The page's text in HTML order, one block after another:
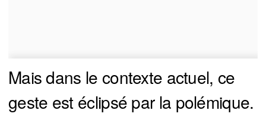
Mais dans le contexte actuel, ce
geste est éclipsé par la polémique.